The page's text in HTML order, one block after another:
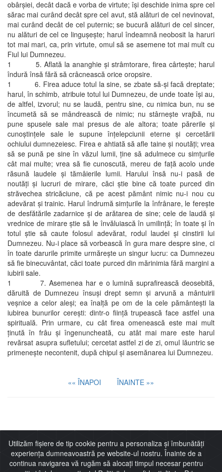
obârşiei, decât dacă e vorba de virtute; îşi deschide inima spre cel
sărac mai curând decât spre cel avut, stă alături de cel nevinovat,
mai curând decât de cel puternic; se bucură alături de cel sincer,
nu alături de cel ce linguşeşte; harul îndeamnă neobosit la haruri
tot mai mari, ca, prin virtute, omul să se asemene tot mai mult cu
Fiul lui Dumnezeu.
1 5. Aflată la ananghie şi strâmtorare, firea cârteşte; harul
îndură însă fără să crâcnească orice oropsire.
1 6. Firea aduce totul la sine, se zbate să-şi facă dreptate;
harul, în schimb, atribuie totul lui Dumnezeu, de unde toate îşi au,
de altfel, izvorul; nu se laudă, pentru sine, cu nimica bun, nu se
încumetă să se mândrească de nimic; nu stârneşte vrajbă, nu
pune spusele sale mai presus de ale altora; toate părerile şi
cunoştinţele sale le supune înţelepciunii eterne şi cercetării
ochiului dumnezeiesc. Firea e ahtiată să afle taine şi noutăţi; vrea
să se pună pe sine în văzul lumii, ţine să adulmece cu simţurile
cât mai multe; vrea să fie cunoscută, mereu de faţă acolo unde
răsună laudele şi tămâierile lumii. Harului însă nu-i pasă de
noutăţi şi lucruri de mirare, căci ştie bine că toate purced din
străvechea stricăciune, că pe acest pământ nimic nu-i nou cu
adevărat şi trainic. Harul îndrumă simţurile la înfrânare, le fereşte
de desfătările zadarnice şi de arătarea de sine; cele de laudă şi
vrednice de mirare ştie să le învăluiască în umilinţă; în toate şi în
totul ştie să caute folosul adevărat, rodul laudei şi cinstirii lui
Dumnezeu. Nu-i place să vorbească în gura mare despre sine, ci
în toate darurile primite urmăreşte un singur lucru: ca Dumnezeu
să fie binecuvântat, căci toate purced din mărinimia fără margini a
iubirii sale.
1 7. Asemenea har e o lumină suprafirească deosebită,
dăruită de Dumnezeu însuşi drept semn şi arvună a mântuirii
veşnice a celor aleşi; ea înalţă pe om de la cele pământeşti la
iubirea bunurilor cereşti: dintr-o fiinţă trupească face astfel una
spirituală. Prin urmare, cu cât firea omenească este mai mult
ţinută în frâu şi îngenuncheată, cu atât mai mare este harul
revărsat asupra sufletului; cercetat astfel zi de zi, omul lăuntric se
primeneşte necontenit, după chipul şi asemănarea lui Dumnezeu.
«« ÎNAPOI ÎNAINTE »»
Utilizăm fișiere de tip cookie pentru a personaliza și îmbunătăți
experiența dumneavoastră pe website-ul nostru. Înainte de a
continua navigarea vă rugăm să alocați timpul necesar pentru